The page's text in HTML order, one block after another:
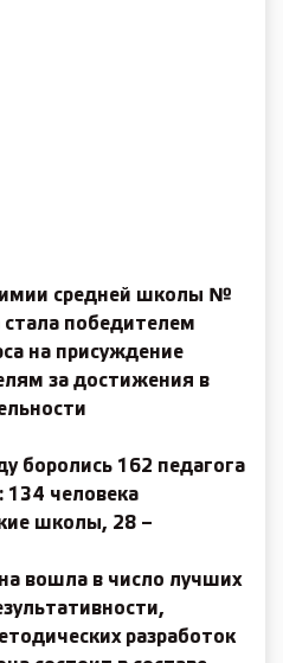
средней школы №
стала победителем
на присуждение
за достижения в
боролись 162 педагога
134 человека
школы, 28 –
вошла в число лучших
разработок